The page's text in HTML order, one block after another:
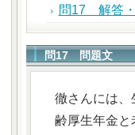
問17 解答
問17 問題文
徹さんには、
齢厚生年金と